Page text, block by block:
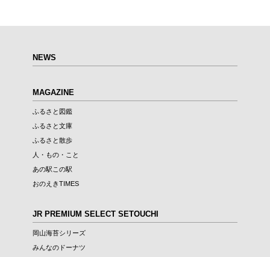
NEWS
MAGAZINE
ふるさと図鑑
ふるさと文庫
ふるさと散歩
人・もの・こと
あの駅この駅
おのえきTIMES
JR PREMIUM SELECT SETOUCHI
岡山海苔シリーズ
みんなのドーナツ